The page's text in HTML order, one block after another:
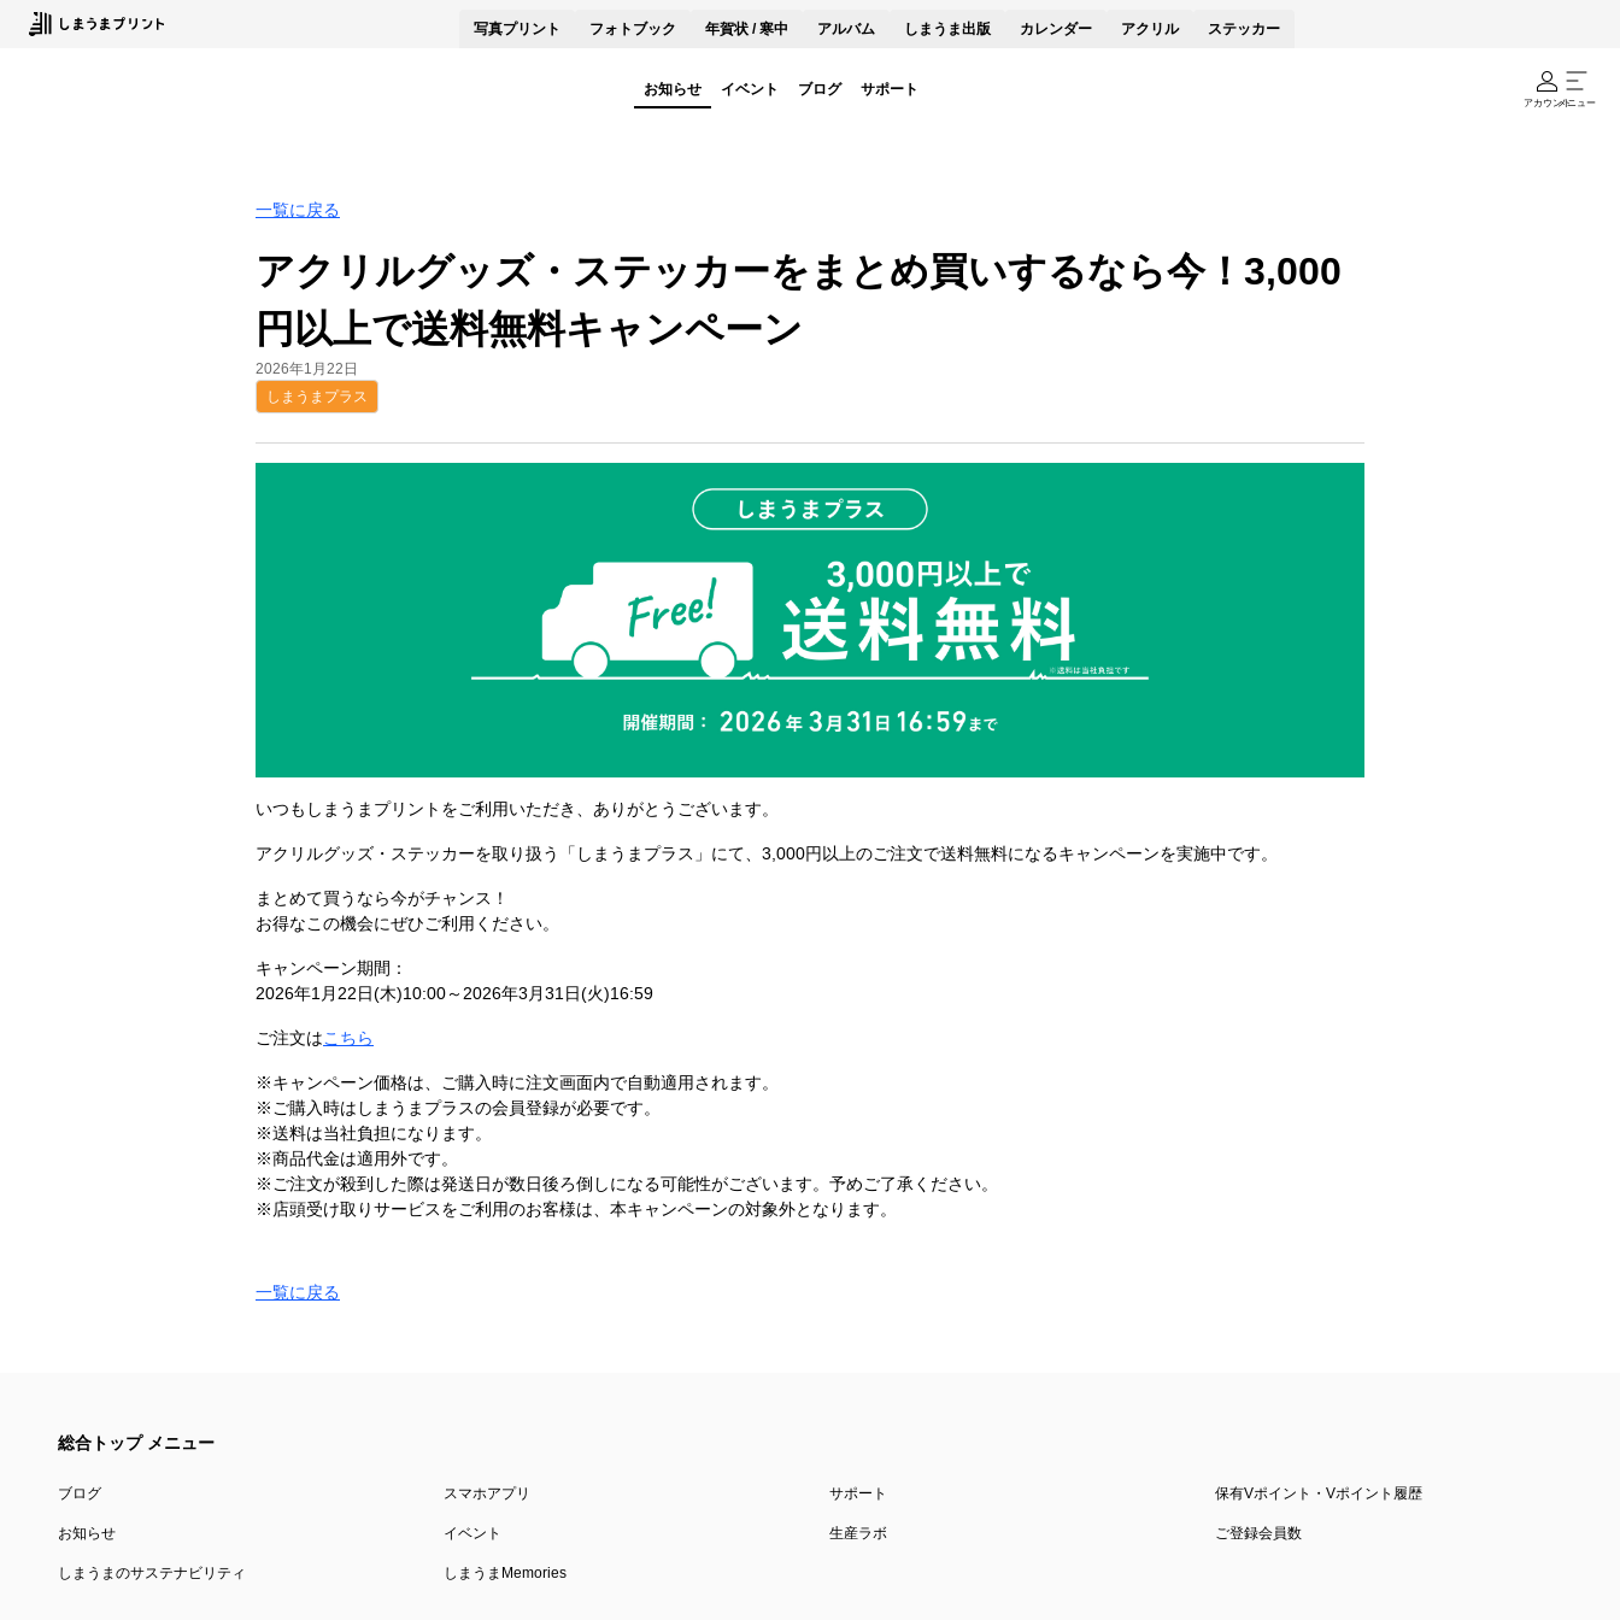
写真プリント フォトブック 年賀状 / 寒中 アルバム しまうま出版 カレンダー アクリル ステッカー
お知らせ イベント ブログ サポート
アカウントメニュー
一覧に戻る
アクリルグッズ・ステッカーをまとめ買いするなら今！3,000
円以上で送料無料キャンペーン
2026年1月22日
しまうまプラス
いつもしまうまプリントをご利用いただき、ありがとうございます。
アクリルグッズ・ステッカーを取り扱う「しまうまプラス」にて、3,000円以上のご注文で送料無料になるキャンペーンを実施中です。
まとめて買うなら今がチャンス！
お得なこの機会にぜひご利用ください。
キャンペーン期間：
2026年1月22日(木)10:00～2026年3月31日(火)16:59
ご注文はこちら
※キャンペーン価格は、ご購入時に注文画面内で自動適用されます。
※ご購入時はしまうまプラスの会員登録が必要です。
※送料は当社負担になります。
※商品代金は適用外です。
※ご注文が殺到した際は発送日が数日後ろ倒しになる可能性がございます。予めご了承ください。
※店頭受け取りサービスをご利用のお客様は、本キャンペーンの対象外となります。
一覧に戻る
総合トップ メニュー
ブログ スマホアプリ サポート 保有Vポイント・Vポイント履歴
お知らせ イベント 生産ラボ ご登録会員数
しまうまのサステナビリティ しまうまMemories